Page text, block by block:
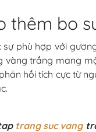
thêm bo
phù hợp với
trắng mang
hồi tích cực từ
trang suc vang